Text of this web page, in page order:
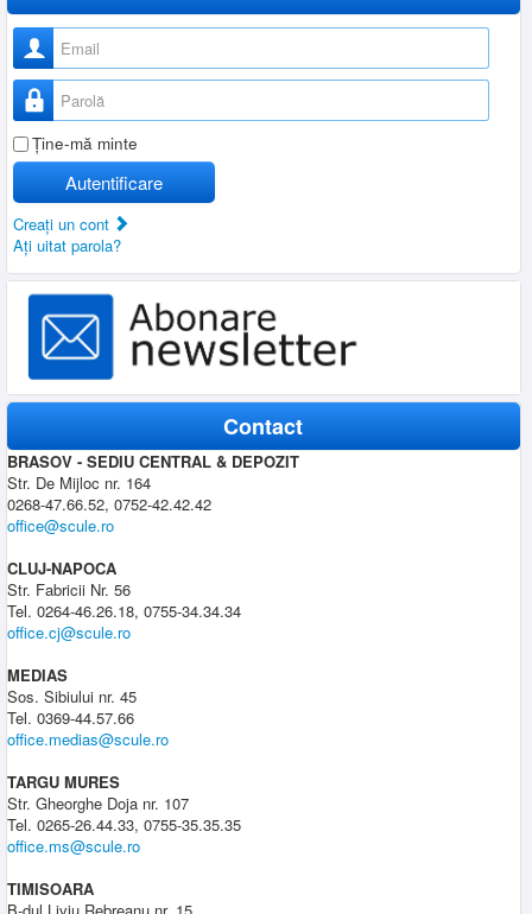
Nume utilizator
Parolă
Ţine-mă minte
Autentificare
Creaţi un cont
Aţi uitat parola?
Contact
BRASOV - SEDIU CENTRAL & DEPOZIT
Str. De Mijloc nr. 164
0268-47.66.52, 0752-42.42.42
office@scule.ro
CLUJ-NAPOCA
Str. Fabricii Nr. 56
Tel. 0264-46.26.18, 0755-34.34.34
office.cj@scule.ro
MEDIAS
Sos. Sibiului nr. 45
Tel. 0369-44.57.66
office.medias@scule.ro
TARGU MURES
Str. Gheorghe Doja nr. 107
Tel. 0265-26.44.33, 0755-35.35.35
office.ms@scule.ro
TIMISOARA